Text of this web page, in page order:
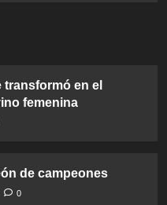
en el
femenina
de campeones
0